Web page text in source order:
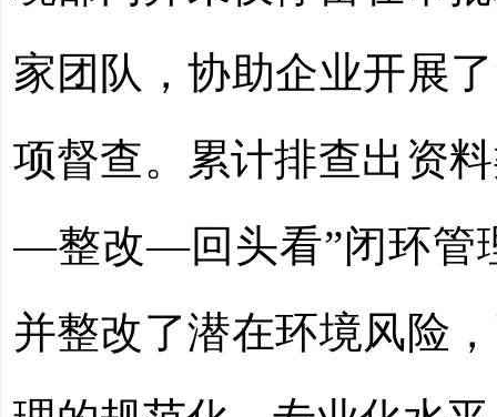
家团队，协助企业开展
项督查。累计排查出资
—整改—回头看”闭环管
并整改了潜在环境风险